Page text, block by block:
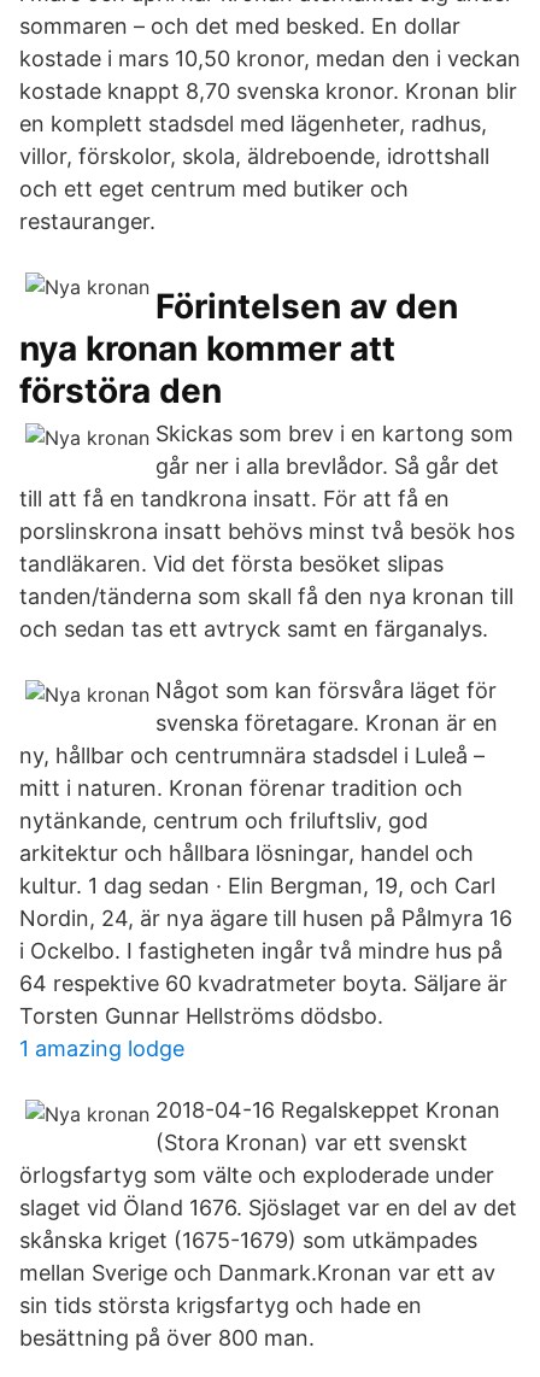
sommaren – och det med besked. En dollar
kostade i mars 10,50 kronor, medan den i veckan
kostade knappt 8,70 svenska kronor. Kronan blir
en komplett stadsdel med lägenheter, radhus,
villor, förskolor, skola, äldreboende, idrottshall
och ett eget centrum med butiker och
restauranger.
Förintelsen av den
nya kronan kommer att
förstöra den
Skickas som brev i en kartong som
går ner i alla brevlådor. Så går det
till att få en tandkrona insatt. För att få en
porslinskrona insatt behövs minst två besök hos
tandläkaren. Vid det första besöket slipas
tanden/tänderna som skall få den nya kronan till
och sedan tas ett avtryck samt en färganalys.
Något som kan försvåra läget för
svenska företagare. Kronan är en
ny, hållbar och centrumnära stadsdel i Luleå –
mitt i naturen. Kronan förenar tradition och
nytänkande, centrum och friluftsliv, god
arkitektur och hållbara lösningar, handel och
kultur. 1 dag sedan · Elin Bergman, 19, och Carl
Nordin, 24, är nya ägare till husen på Pålmyra 16
i Ockelbo. I fastigheten ingår två mindre hus på
64 respektive 60 kvadratmeter boyta. Säljare är
Torsten Gunnar Hellströms dödsbo.
1 amazing lodge
2018-04-16 Regalskeppet Kronan
(Stora Kronan) var ett svenskt
örlogsfartyg som välte och exploderade under
slaget vid Öland 1676. Sjöslaget var en del av det
skånska kriget (1675-1679) som utkämpades
mellan Sverige och Danmark.Kronan var ett av
sin tids största krigsfartyg och hade en
besättning på över 800 man.